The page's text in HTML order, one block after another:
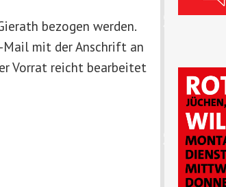
bezogen werden.
mit der Anschrift an
Vorrat reicht bearbeitet